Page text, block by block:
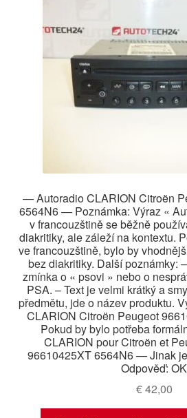
— Autoradio CLARION Citroën
6564N6 — Poznámka: Výraz «
v francouzštině se běžně
diakritiky, ale záleží na kontextu.
ve francouzštině, bylo by
bez diakritiky. Další poznámky:
zmínka o « psovi » nebo o
PSA. – Text je velmi krátký a
předmětu, jde o název produktu.
CLARION Citroën Peugeot
Pokud by bylo potřeba
CLARION pour Citroën et
96610425XT 6564N6 — Jinak
Odpověď: OK
€42,00